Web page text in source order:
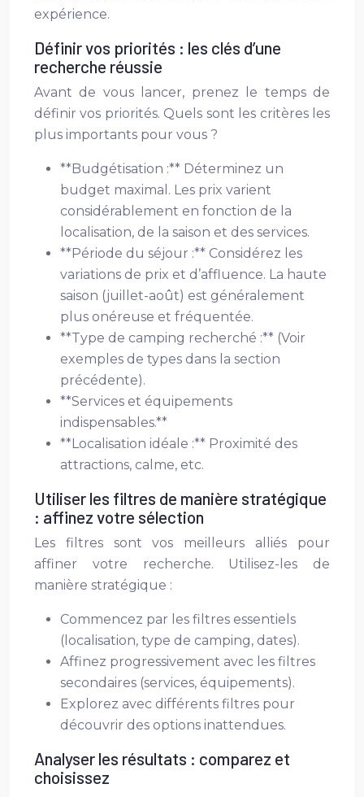
expérience.
Définir vos priorités : les clés d’une
recherche réussie
Avant de vous lancer, prenez le temps de
définir vos priorités. Quels sont les critères les
plus importants pour vous ?
**Budgétisation :** Déterminez un
budget maximal. Les prix varient
considérablement en fonction de la
localisation, de la saison et des services.
**Période du séjour :** Considérez les
variations de prix et d’affluence. La haute
saison (juillet-août) est généralement
plus onéreuse et fréquentée.
**Type de camping recherché :** (Voir
exemples de types dans la section
précédente).
**Services et équipements
indispensables.**
**Localisation idéale :** Proximité des
attractions, calme, etc.
Utiliser les filtres de manière stratégique
: affinez votre sélection
Les filtres sont vos meilleurs alliés pour
affiner votre recherche. Utilisez-les de
manière stratégique :
Commencez par les filtres essentiels
(localisation, type de camping, dates).
Affinez progressivement avec les filtres
secondaires (services, équipements).
Explorez avec différents filtres pour
découvrir des options inattendues.
Analyser les résultats : comparez et
choisissez